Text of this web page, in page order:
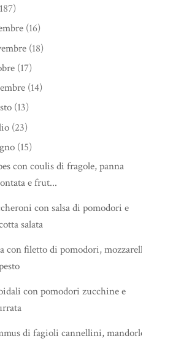
(16)
(18)
(17)
(14)
(13)
(23)
(15)
con coulis di fragole, panna
e frut...
con salsa di pomodori e
salata
con filetto di pomodori, mozzarella
con pomodori zucchine e
di fagioli cannellini, mandorle e